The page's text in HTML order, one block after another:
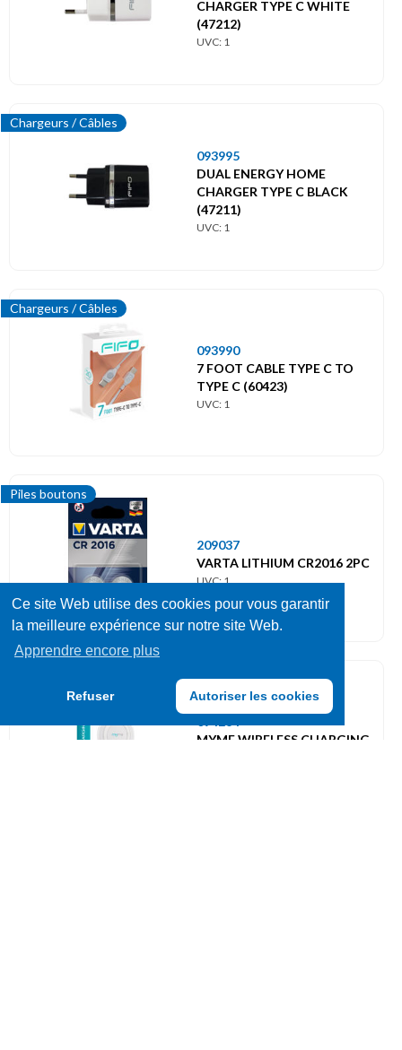
Ce site Web utilise des cookies pour vous garantir
la meilleure expérience sur notre site Web.
Apprendre encore plus
Refuser Autoriser les cookies
CHARGER TYPE C WHITE
(47212)
UVC: 1
Chargeurs / Câbles
093995
DUAL ENERGY HOME
CHARGER TYPE C BLACK
(47211)
UVC: 1
Chargeurs / Câbles
093990
7 FOOT CABLE TYPE C TO
TYPE C (60423)
UVC: 1
Piles boutons
209037
VARTA LITHIUM CR2016 2PC
UVC: 1
MYME WIRELESS CHARGING